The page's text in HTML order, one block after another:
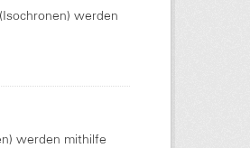
werden
werden mithilfe